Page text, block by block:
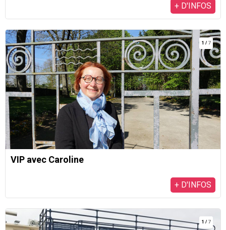
+ D'INFOS
1 / 7
VIP avec Caroline
+ D'INFOS
1 / 7